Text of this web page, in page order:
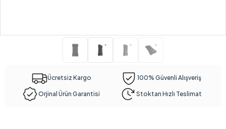
Ücretsiz Kargo 100% Güvenli Alışveriş
Orjinal Ürün Garantisi Stoktan Hızlı Teslimat